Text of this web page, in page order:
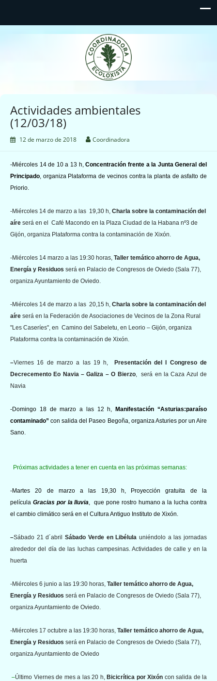
Coordinadora Ecoloxista
d'Asturies
Actividades ambientales
(12/03/18)
12 de marzo de 2018 Coordinadora
-Miércoles 14 de 10 a 13 h,Concentración frente a la Junta General del
Principado , organiza Plataforma de vecinos contra la planta de asfalto de
Priorio.
-Miércoles 14 de marzo a las 19,30 h, Charla sobre la contaminación del
aíre será en el Café Macondo en la Plaza Ciudad de la Habana nº3 de
Gijón, organiza Plataforma contra la contaminación de Xixón.
-Miércoles 14 marzo a las 19:30 horas, Taller temático ahorro de Agua,
Energía y Residuos será en Palacio de Congresos de Oviedo (Sala 77),
organiza Ayuntamiento de Oviedo.
-Miércoles 14 de marzo a las 20,15 h, Charla sobre la contaminación del
aíre será en la Federación de Asociaciones de Vecinos de la Zona Rural
"Les Caseríes", en Camino del Sabeletu, en Leorio – Gijón, organiza
Plataforma contra la contaminación de Xixón.
–Viernes 16 de marzo a las 19 h, Presentación del I Congreso de
Decrecemento Eo Navia – Galiza – O Bierzo, será en la Caza Azul de
Navia
-Domingo 18 de marzo a las 12 h,Manifestación “Asturias:paraíso
contaminado” con salida del Paseo Begoña, organiza Asturies por un Aire
Sano.
Próximas actividades a tener en cuenta en las próximas semanas:
-Martes 20 de marzo a las 19,30 h, Proyección gratuita de la
película Gracias por la lluvia
, que pone rostro humano a la lucha contra
el cambio climático será en el Cultura Antiguo Instituto de Xixón.
–Sábado 21 d´abril Sábado Verde en Libélula uniéndolo a las jornadas
alrededor del día de las luchas campesinas. Actividades de calle y en la
huerta
-Miércoles 6 junio a las 19:30 horas, Taller temático ahorro de Agua,
Energía y Residuos será en Palacio de Congresos de Oviedo (Sala 77),
organiza Ayuntamiento de Oviedo.
-Miércoles 17 octubre a las 19:30 horas, Taller temático ahorro de Agua,
Energía y Residuos será en Palacio de Congresos de Oviedo (Sala 77),
organiza Ayuntamiento de Oviedo
–Último Viernes de mes a las 20 h, Bicicrítica por Xixón con salida de la